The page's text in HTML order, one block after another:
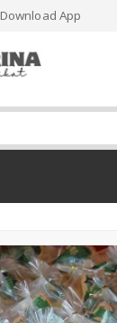
Download App